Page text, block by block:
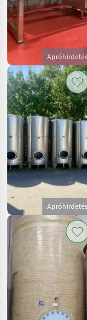
Apróhirdetés
Apróhirdetés